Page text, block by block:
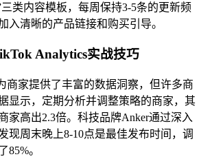
类内容模板，每周保持3-5条的更新频
入清晰的产品链接和购买引导。
Analytics实战技巧
商家提供了丰富的数据洞察，但许多商
显示，定期分析并调整策略的商家，其
家高出2.3倍。科技品牌Anker通过深入
现周末晚上8-10点是最佳发布时间，调
85%。